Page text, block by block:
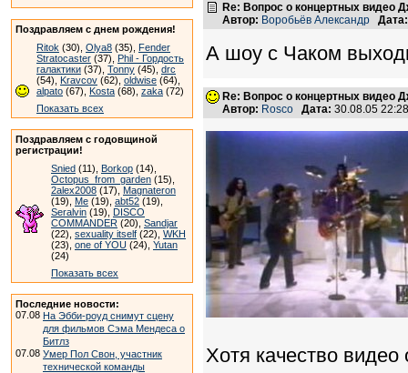
Поздравляем с днем рождения!
Ritok (30), Olya8 (35), Fender
Stratocaster (37), Phil - Гордость
галактики (37), Tonny (45), drc
(54), Kravcov (62), oldwise (64),
alpato (67), Kosta (68), zaka (72)
Показать всех
Поздравляем с годовщиной
регистрации!
Snied (11), Borkop (14),
Octopus_from_garden (15),
2alex2008 (17), Magnateron
(19), Me (19), abt52 (19),
Seralvin (19), DISCO
COMMANDER (20), Sandjar
(22), sexuality itself (22), WKH
(23), one of YOU (24), Yutan
(24)
Показать всех
Последние новости:
07.08 На Эбби-роуд снимут сцену
для фильмов Сэма Мендеса о
Битлз
07.08 Умер Пол Свон, участник
технической команды
Re: Вопрос о концертных видео
Автор: Воробьёв Александр Дата:
А шоу с Чаком
Re: Вопрос о концертных видео
Автор: Rosco Дата: 30.08.05
Хотя качество